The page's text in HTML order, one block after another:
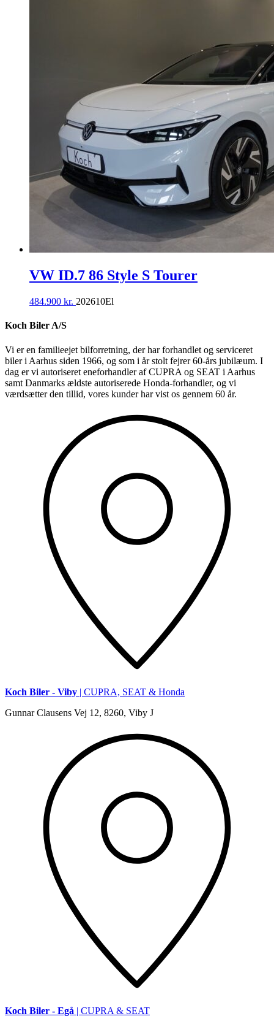
VW ID.7 86 Style S Tourer
484.900 kr. 202610El
Koch Biler A/S
Vi er en familieejet bilforretning, der har forhandlet og serviceret
biler i Aarhus siden 1966, og som i år stolt fejrer 60-års jubilæum. I
dag er vi autoriseret eneforhandler af CUPRA og SEAT i Aarhus
samt Danmarks ældste autoriserede Honda-forhandler, og vi
værdsætter den tillid, vores kunder har vist os gennem 60 år.
Koch Biler - Viby | CUPRA, SEAT & Honda
Gunnar Clausens Vej 12, 8260, Viby J
Koch Biler - Egå | CUPRA & SEAT